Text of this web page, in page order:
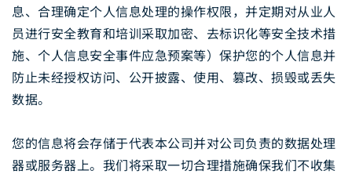
息、合理确定个人信息处理的操作权限，并定期对从业人
员进行安全教育和培训采取加密、去标识化等安全技术措
施、个人信息安全事件应急预案等）保护您的个人信息并
防止未经授权访问、公开披露、使用、篡改、损毁或丢失
数据。
您的信息将会存储于代表本公司并对公司负责的数据处理
器或服务器上。我们将采取一切合理措施确保我们不收集